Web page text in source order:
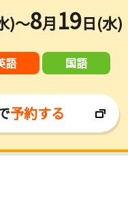
)～8月19日(水)
語 国語
予約する